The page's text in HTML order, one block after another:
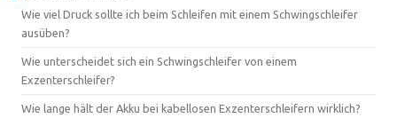
Wie viel Druck sollte ich beim Schleifen mit einem Schwingschleifer
ausüben?
Wie unterscheidet sich ein Schwingschleifer von einem
Exzenterschleifer?
Wie lange hält der Akku bei kabellosen Exzenterschleifern wirklich?